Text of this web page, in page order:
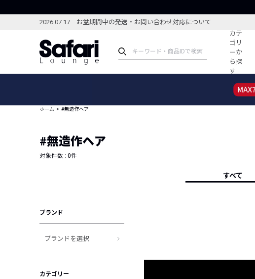
2026.07.17 お盆期間中の発送・お問い合わせ対応について
カテ
ゴリ
ーか
ら探
す
ブランドから探す
新着アイテム
編集部のおすすめアイテム
ホーム #無造作ヘア
#無造作ヘア
対象件数 : 0件
すべて
ブランド
ブランドを選択
カテゴリー